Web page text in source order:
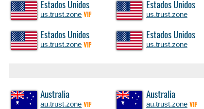
Estados Unidos
us.trust.zone VIP
Estados Unidos
us.trust.zone
Estados Unidos
us.trust.zone VIP
Estados Unidos
us.trust.zone
Australia
au.trust.zone VIP
Australia
au.trust.zone VIP